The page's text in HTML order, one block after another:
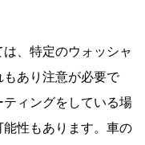
、特定のウォッシャ
あり注意が必要で
ィングをしている場
性もあります。車の